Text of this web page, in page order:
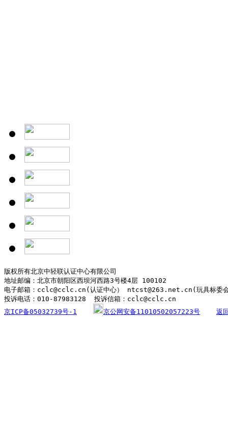
版权所有北京中轻联认证中心有限公司
地址邮编：北京市朝阳区西坝河西路3号楼4层 100102
电子邮箱：cclc@cclc.cn(认证中心） ntcst@263.net.cn(玩具标委
京ICP备05032739号-1
京公网安备11010502057223号 返